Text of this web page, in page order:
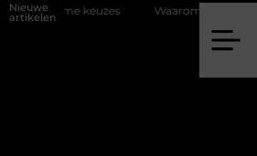
Nieuwe
artikelen Waarom kiezen voor een rijschool in